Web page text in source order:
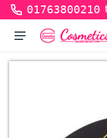
01763800210
for shopping